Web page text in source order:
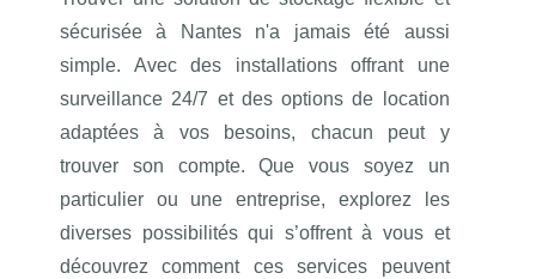
sécurisée à Nantes n'a jamais été aussi
simple. Avec des installations offrant une
surveillance 24/7 et des options de location
adaptées à vos besoins, chacun peut y
trouver son compte. Que vous soyez un
particulier ou une entreprise, explorez les
diverses possibilités qui s’offrent à vous et
découvrez comment ces services peuvent